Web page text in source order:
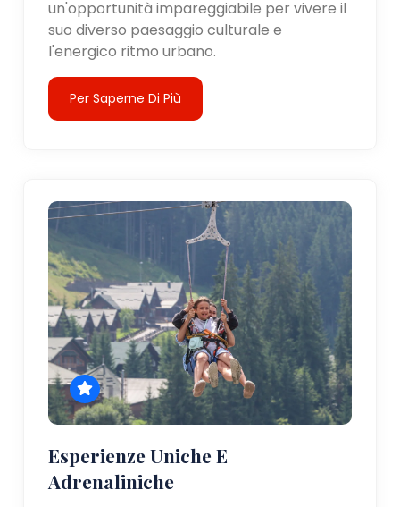
un'opportunità impareggiabile per vivere il
suo diverso paesaggio culturale e
l'energico ritmo urbano.
Per Saperne Di Più
Esperienze Uniche E
Adrenaliniche